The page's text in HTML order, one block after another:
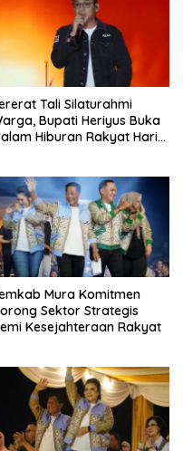
Tali Silaturahmi
Bupati Heriyus Buka
Hiburan Rakyat Hari
Mura Komitmen
Sektor Strategis
Kesejahteraan Rakyat